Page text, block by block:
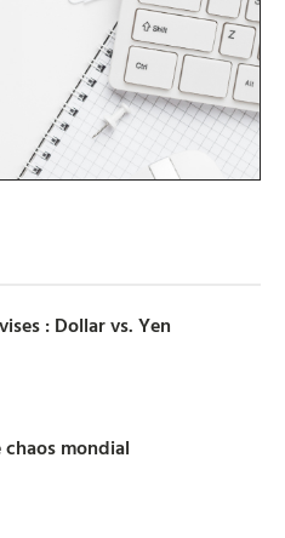
: Dollar vs. Yen
chaos mondial